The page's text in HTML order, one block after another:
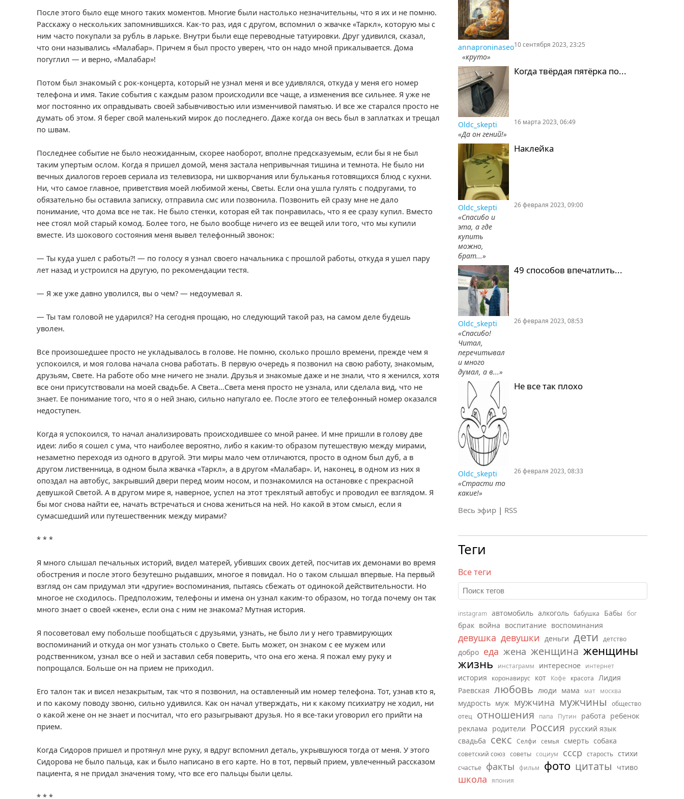
После этого было еще много таких моментов. Многие были настолько незначительны, что я их и не помню.
Расскажу о нескольких запомнившихся. Как-то раз, идя с другом, вспомнил о жвачке «Таркл», которую мы с
ним часто покупали за рубль в ларьке. Внутри были еще переводные татуировки. Друг удивился, сказал,
что они назывались «Малабар». Причем я был просто уверен, что он надо мной прикалывается. Дома
погуглил — и верно, «Малабар»!
Потом был знакомый с рок-концерта, который не узнал меня и все удивлялся, откуда у меня его номер
телефона и имя. Такие события с каждым разом происходили все чаще, а изменения все сильнее. Я уже не
мог постоянно их оправдывать своей забывчивостью или изменчивой памятью. И все же старался просто не
думать об этом. Я берег свой маленький мирок до последнего. Даже когда он весь был в заплатках и трещал
по швам.
Последнее событие не было неожиданным, скорее наоборот, вполне предсказуемым, если бы я не был
таким упертым ослом. Когда я пришел домой, меня застала непривычная тишина и темнота. Не было ни
вечных диалогов героев сериала из телевизора, ни шкворчания или бульканья готовящихся блюд с кухни.
Ни, что самое главное, приветствия моей любимой жены, Светы. Если она ушла гулять с подругами, то
обязательно бы оставила записку, отправила смс или позвонила. Позвонить ей сразу мне не дало
понимание, что дома все не так. Не было стенки, которая ей так понравилась, что я ее сразу купил. Вместо
нее стоял мой старый комод. Более того, не было вообще ничего из ее вещей или того, что мы купили
вместе. Из шокового состояния меня вывел телефонный звонок:
— Ты куда ушел с работы?! — по голосу я узнал своего начальника с прошлой работы, откуда я ушел пару
лет назад и устроился на другую, по рекомендации тестя.
— Я же уже давно уволился, вы о чем? — недоумевал я.
— Ты там головой не ударился? На сегодня прощаю, но следующий такой раз, на самом деле будешь
уволен.
Все произошедшее просто не укладывалось в голове. Не помню, сколько прошло времени, прежде чем я
успокоился, и моя голова начала снова работать. В первую очередь я позвонил на свою работу, знакомым,
друзьям, Свете. На работе обо мне ничего не знали. Друзья и знакомые даже и не знали, что я женился, хотя
все они присутствовали на моей свадьбе. А Света…Света меня просто не узнала, или сделала вид, что не
знает. Ее понимание того, что я о ней знаю, сильно напугало ее. После этого ее телефонный номер оказался
недоступен.
Когда я успокоился, то начал анализировать происходившее со мной ранее. И мне пришли в голову две
идеи: либо я сошел с ума, что наиболее вероятно, либо я каким-то образом путешествую между мирами,
незаметно переходя из одного в другой. Эти миры мало чем отличаются, просто в одном был дуб, а в
другом лиственница, в одном была жвачка «Таркл», а в другом «Малабар». И, наконец, в одном из них я
опоздал на автобус, закрывший двери перед моим носом, и познакомился на остановке с прекрасной
девушкой Светой. А в другом мире я, наверное, успел на этот треклятый автобус и проводил ее взглядом. Я
бы мог снова найти ее, начать встречаться и снова жениться на ней. Но какой в этом смысл, если я
сумасшедший или путешественник между мирами?
* * *
Я много слышал печальных историй, видел матерей, убивших своих детей, посчитав их демонами во время
обострения и после этого безутешно рыдавших, многое я повидал. Но о таком слышал впервые. На первый
взгляд он сам придумал эти «другие» воспоминания, пытаясь сбежать от одинокой действительности. Но
многое не сходилось. Предположим, телефоны и имена он узнал каким-то образом, но тогда почему он так
много знает о своей «жене», если она с ним не знакома? Мутная история.
Я посоветовал ему побольше пообщаться с друзьями, узнать, не было ли у него травмирующих
воспоминаний и откуда он мог узнать столько о Свете. Быть может, он знаком с ее мужем или
родственником, узнал все о ней и заставил себя поверить, что она его жена. Я пожал ему руку и
попрощался. Больше он на прием не приходил.
Его талон так и висел незакрытым, так что я позвонил, на оставленный им номер телефона. Тот, узнав кто я,
и по какому поводу звоню, сильно удивился. Как он начал утверждать, ни к какому психиатру не ходил, ни
о какой жене он не знает и посчитал, что его разыгрывают друзья. Но я все-таки уговорил его прийти на
прием.
Когда Сидоров пришел и протянул мне руку, я вдруг вспомнил деталь, укрывшуюся тогда от меня. У этого
Сидорова не было пальца, как и было написано в его карте. Но в тот, первый прием, увлеченный рассказом
пациента, я не придал значения тому, что все его пальцы были целы.
* * *
annaproninaseo
«круто»
10 сентября 2023, 23:25
Когда твёрдая пятёрка по...
Oldc_skepti
«Да он гений!»
16 марта 2023, 06:49
Наклейка
Oldc_skepti
«Спасибо и
эта, а где
купить
можно,
брат...»
26 февраля 2023, 09:00
49 способов впечатлить...
Oldc_skepti
«Спасибо!
Читал,
перечитывал
и много
думал, а в...»
26 февраля 2023, 08:53
Не все так плохо
Oldc_skepti
«Страсти то
какие!»
26 февраля 2023, 08:33
Весь эфир | RSS
Теги
Все теги
instagram автомобиль алкоголь бабушка Бабы бог
брак война воспитание воспоминания
девушка девушки деньги дети детство
добро еда жена женщина женщины
жизнь
инстаграмм интересное интернет
история коронавирус кот Кофе красота Лидия
Раевская любовь люди мама мат москва
мудрость муж мужчина мужчины
общество
отец отношения папа Путин работа ребенок
реклама родители Россия русский язык
свадьба секс Селфи семья смерть собака
советский союз советы социум ссср старость стихи
счастье факты фильм фото цитаты чтиво
школа япония